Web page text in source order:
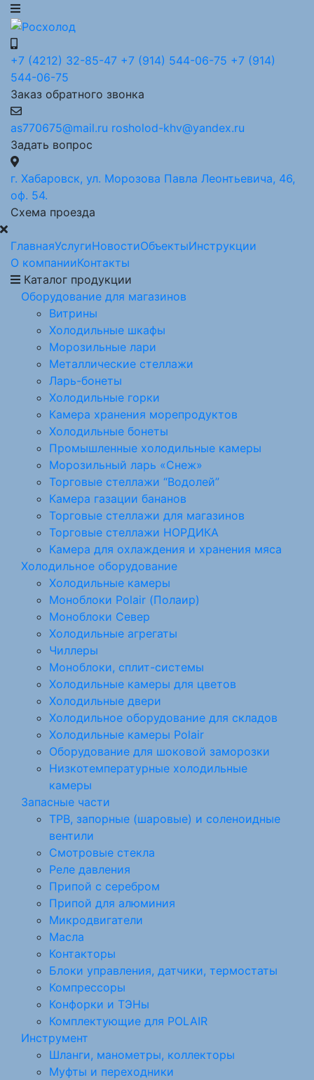
+7 (4212) 32-85-47 +7 (914) 544-06-75 +7 (914)
544-06-75
Заказ обратного звонка
as770675@mail.ru rosholod-khv@yandex.ru
Задать вопрос
г. Хабаровск, ул. Морозова Павла Леонтьевича, 46,
оф. 54.
Схема проезда
ГлавнаяУслугиНовостиОбъектыИнструкции
О компанииКонтакты
Каталог продукции
Оборудование для магазинов
Витрины
Холодильные шкафы
Морозильные лари
Металлические стеллажи
Ларь-бонеты
Холодильные горки
Камера хранения морепродуктов
Холодильные бонеты
Промышленные холодильные камеры
Морозильный ларь «Снеж»
Торговые стеллажи “Водолей”
Камера газации бананов
Торговые стеллажи для магазинов
Торговые стеллажи НОРДИКА
Камера для охлаждения и хранения мяса
Холодильное оборудование
Холодильные камеры
Моноблоки Polair (Полаир)
Моноблоки Север
Холодильные агрегаты
Чиллеры
Моноблоки, сплит-системы
Холодильные камеры для цветов
Холодильные двери
Холодильное оборудование для складов
Холодильные камеры Polair
Оборудование для шоковой заморозки
Низкотемпературные холодильные
камеры
Запасные части
ТРВ, запорные (шаровые) и соленоидные
вентили
Смотровые стекла
Реле давления
Припой с серебром
Припой для алюминия
Микродвигатели
Масла
Контакторы
Блоки управления, датчики, термостаты
Компрессоры
Конфорки и ТЭНы
Комплектующие для POLAIR
Инструмент
Шланги, манометры, коллекторы
Муфты и переходники